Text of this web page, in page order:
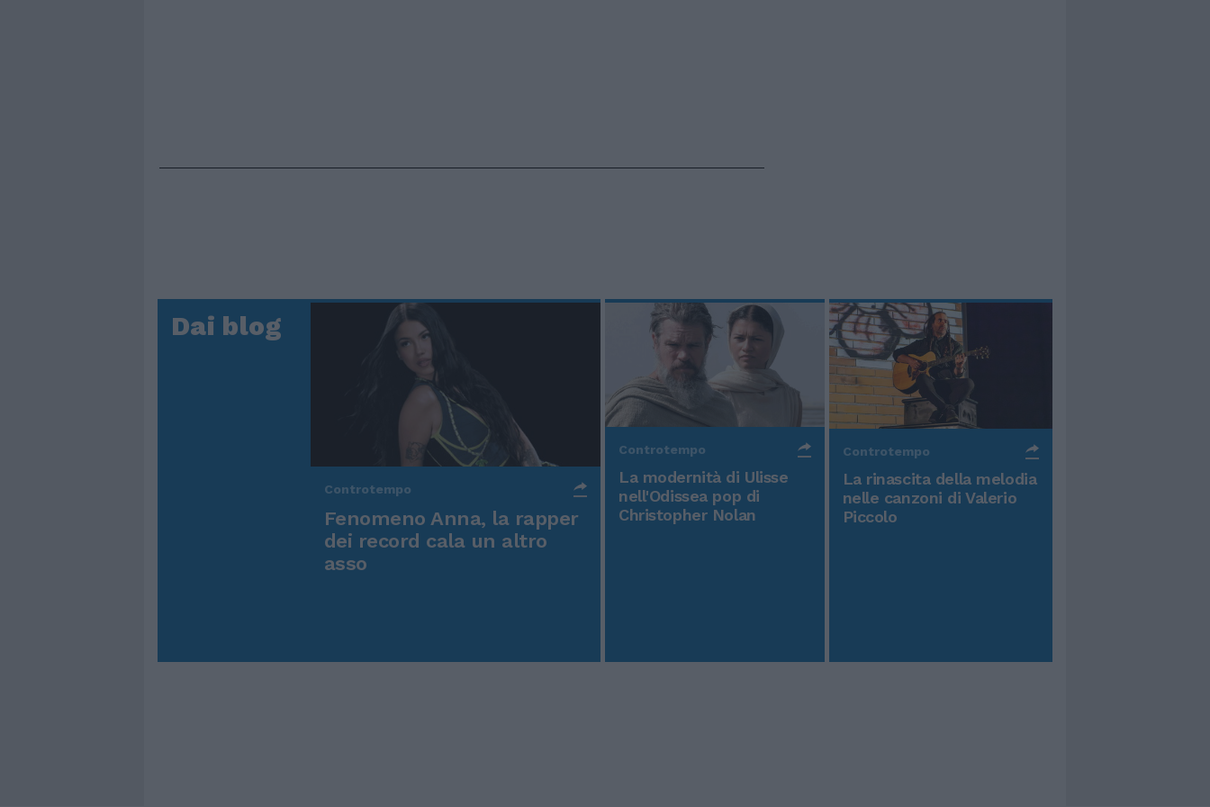
Dai blog
Controtempo
Fenomeno Anna, la rapper
dei record cala un altro
asso
Controtempo
La modernità di Ulisse
nell'Odissea pop di
Christopher Nolan
Controtempo
La rinascita della melodia
nelle canzoni di Valerio
Piccolo